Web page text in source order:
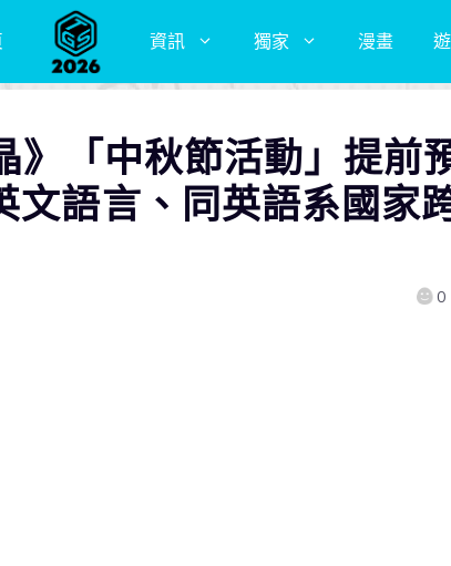
資訊 獨家 漫畫
》「中秋節活動」提前
文語言、同英語系國家
0